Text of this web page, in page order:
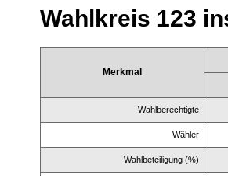
Wahlkreis 123
Merkmal
Wahlberechtigte
Wähler
Wahlbeteiligung (%)